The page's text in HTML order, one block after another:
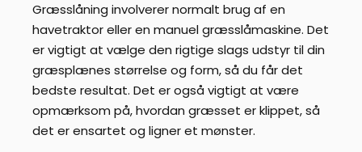
Græsslåning involverer normalt brug af en
havetraktor eller en manuel græsslåmaskine. Det
er vigtigt at vælge den rigtige slags udstyr til din
græsplænes størrelse og form, så du får det
bedste resultat. Det er også vigtigt at være
opmærksom på, hvordan græsset er klippet, så
det er ensartet og ligner et mønster.